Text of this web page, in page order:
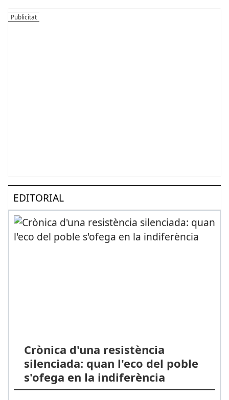
EDITORIAL
Crònica d'una resistència
silenciada: quan l'eco del poble
s'ofega en la indiferència